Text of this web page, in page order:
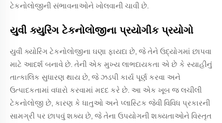
ટેકનોલોજીની સંભાવનાઓને ખોલવાની ચાવી છે.
યુવી ક્યુરિંગ ટેકનોલોજીના પ્રયોગીક પ્રયોગો
યુવી ક્યોરિંગ ટેકનોલોજીના ઘણા ફાયદા છે, જે તેને ઉદ્યોગમાં છાપવા
માટે આદર્શ બનાવે છે. તેની એક મુખ્ય લાભદાયકતા એ છે કે સ્યાહીનું
તાત્કાલિક સુધારણ થાય છે, જે ઝડપી કાર્ય પૂર્ણ કરવા અને
ઉત્પાદકતામાં વધારો કરવામાં મદદ કરે છે. આ એક ખૂબ જ લચીલી
ટેકનોલોજી છે, કારણ કે ધાતુઓ અને પ્લાસ્ટિક જેવી વિવિધ પ્રકારની
સામગ્રી પર છાપવું શક્ય છે, જે તેના ઉપયોગની શક્યતાઓને વિસ્તૃત